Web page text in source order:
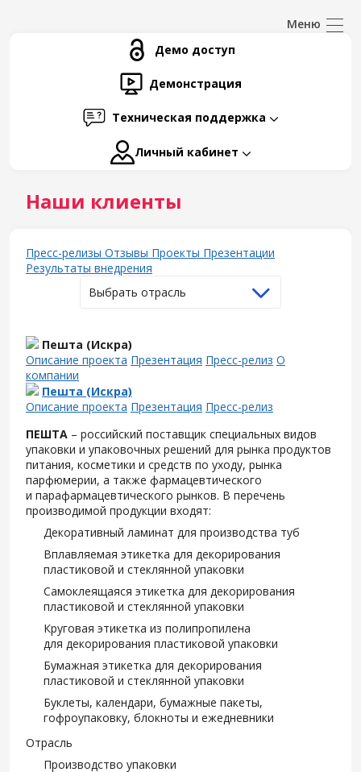
Демо доступ
Демонстрация
Техническая поддержка
Личный кабинет
Наши клиенты
Пресс-релизы Отзывы Проекты Презентации
Результаты внедрения
Выбрать отрасль
Пешта (Искра)
Описание проекта Презентация Пресс-релиз О
компании
Пешта (Искра)
Описание проекта Презентация Пресс-релиз
ПЕШТА – российский поставщик специальных видов
упаковки и упаковочных решений для рынка продуктов
питания, косметики и средств по уходу, рынка
парфюмерии, а также фармацевтического
и парафармацевтического рынков. В перечень
производимой продукции входят:
Декоративный ламинат для производства туб
Вплавляемая этикетка для декорирования
пластиковой и стеклянной упаковки
Самоклеящаяся этикетка для декорирования
пластиковой и стеклянной упаковки
Круговая этикетка из полипропилена
для декорирования пластиковой упаковки
Бумажная этикетка для декорирования
пластиковой и стеклянной упаковки
Буклеты, календари, бумажные пакеты,
гофроупаковку, блокноты и ежедневники
Отрасль
Производство упаковки